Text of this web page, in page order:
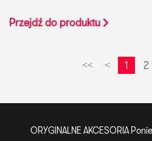
Przejdź do produktu
<< < 1 2
ORYGINALNE AKCESORIA